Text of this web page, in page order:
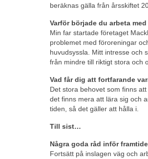
beräknas gälla från årsskiftet
Varför började du arbeta
Min far startade företaget
problemet med föroreningar
huvudsyssla. Mitt intresse och
från mindre till riktigt stora och
Vad får dig att fortfarande
Det stora behovet som finns
det finns mera att lära sig och
tiden, så det gäller att hålla i.
Till sist…
Några goda råd inför
Fortsätt på inslagen väg och